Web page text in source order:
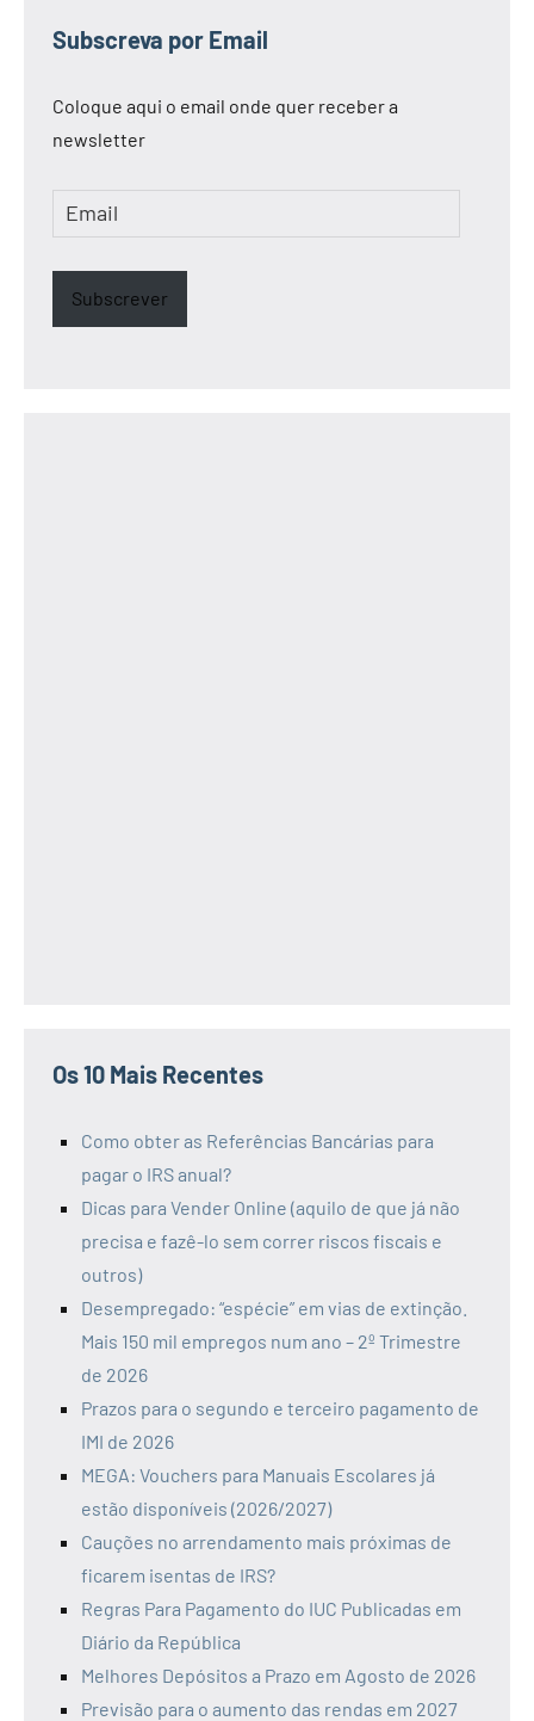
Subscreva por Email
Coloque aqui o email onde quer receber a
newsletter
Email
Subscrever
Os 10 Mais Recentes
Como obter as Referências Bancárias para
pagar o IRS anual?
Dicas para Vender Online (aquilo de que já não
precisa e fazê-lo sem correr riscos fiscais e
outros)
Desempregado: “espécie” em vias de extinção.
Mais 150 mil empregos num ano – 2º Trimestre
de 2026
Prazos para o segundo e terceiro pagamento de
IMI de 2026
MEGA: Vouchers para Manuais Escolares já
estão disponíveis (2026/2027)
Cauções no arrendamento mais próximas de
ficarem isentas de IRS?
Regras Para Pagamento do IUC Publicadas em
Diário da República
Melhores Depósitos a Prazo em Agosto de 2026
Previsão para o aumento das rendas em 2027